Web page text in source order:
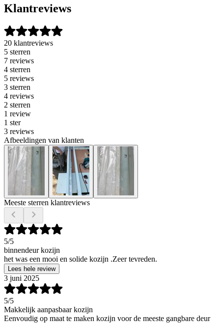
Klantreviews
20 klantreviews
5 sterren
7 reviews
4 sterren
5 reviews
3 sterren
4 reviews
2 sterren
1 review
1 ster
3 reviews
Afbeeldingen van klanten
Meeste sterren klantreviews
5/5
binnendeur kozijn
het was een mooi en solide kozijn .Zeer tevreden.
Lees hele review
3 juni 2025
5/5
Makkelijk aanpasbaar kozijn
Eenvoudig op maat te maken kozijn voor de meeste gangbare deur